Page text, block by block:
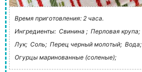
Время приготовления: 2 часа.
Ингредиенты: Свинина ; Перловая крупа;
Лук; Соль; Перец черный молотый; Вода;
Огурцы маринованные (соленые);